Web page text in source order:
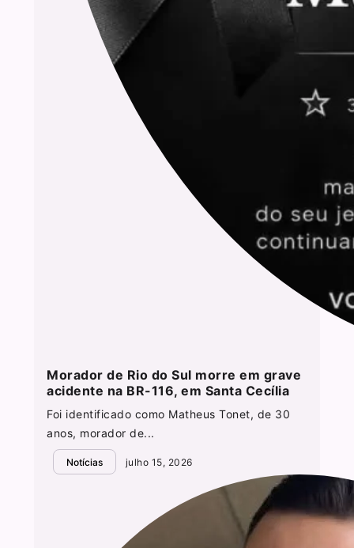
Morador de Rio do Sul morre em grave
acidente na BR-116, em Santa Cecília
Foi identificado como Matheus Tonet, de 30
anos, morador de...
Notícias julho 15, 2026